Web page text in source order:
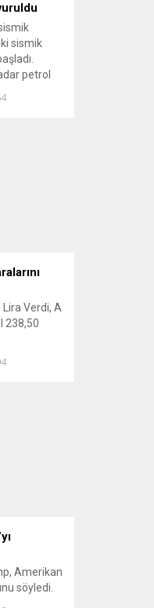
sismik
petrol
Verdi, A
238,50
Amerikan
söyledi.